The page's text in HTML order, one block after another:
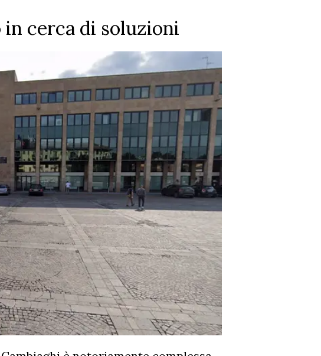
cerca di soluzioni